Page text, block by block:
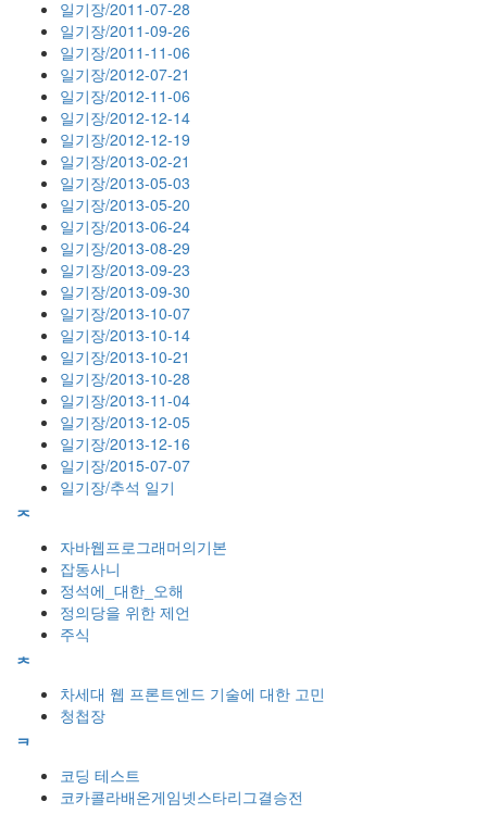
일기장/2011-07-28
일기장/2011-09-26
일기장/2011-11-06
일기장/2012-07-21
일기장/2012-11-06
일기장/2012-12-14
일기장/2012-12-19
일기장/2013-02-21
일기장/2013-05-03
일기장/2013-05-20
일기장/2013-06-24
일기장/2013-08-29
일기장/2013-09-23
일기장/2013-09-30
일기장/2013-10-07
일기장/2013-10-14
일기장/2013-10-21
일기장/2013-10-28
일기장/2013-11-04
일기장/2013-12-05
일기장/2013-12-16
일기장/2015-07-07
일기장/추석 일기
ᄌ
자바웹프로그래머의기본
잡동사니
정석에_대한_오해
정의당을 위한 제언
주식
ᄎ
차세대 웹 프론트엔드 기술에 대한 고민
청첩장
ᄏ
코딩 테스트
코카콜라배온게임넷스타리그결승전